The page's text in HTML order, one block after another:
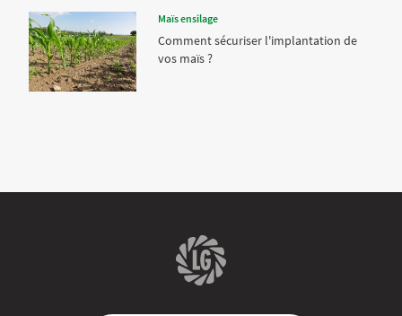
Maïs ensilage
Comment sécuriser l'implantation de
vos maïs ?